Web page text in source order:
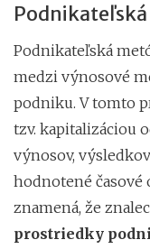
Podnikateľská
medzi výnosové
podniku. V tomto
tzv. kapitalizáciou
výnosov,
hodnotené časové
znamená, že znalec
prostriedky